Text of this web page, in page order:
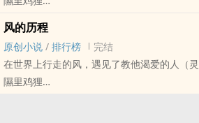
完结
风的历程
原创小说 / 排行榜
完结
在世界上行走的风，遇见了教他渴爱的人（
隰里鸡狸